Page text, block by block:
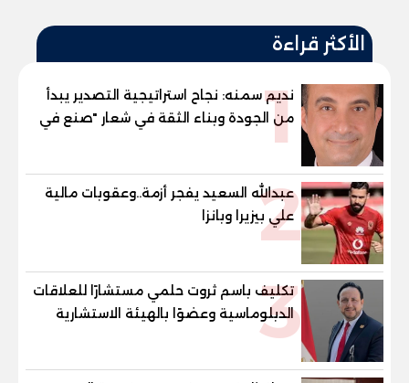
الأكثر قراءة
1
نديم سمنه: نجاح استراتيجية التصدير يبدأ
من الجودة وبناء الثقة في شعار "صنع في
مصر"
2
عبدالله السعيد يفجر أزمة..وعقوبات مالية
علي بيزيرا وبانزا
3
تكليف باسم ثروت حلمي مستشارًا للعلاقات
الدبلوماسية وعضوًا بالهيئة الاستشارية
العليا لمنظمة «جاد جمينت يوإن»